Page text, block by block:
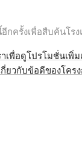
กครั้งเพื่อสืบค้นโร
เพื่อดูโปรโมชั่นเพิ่ม
ยวกับข้อดีของโคร